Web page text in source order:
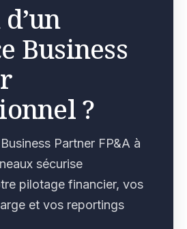
Business
?
Partner FP&A à
sécurise
pilotage financier, vos
et vos reportings